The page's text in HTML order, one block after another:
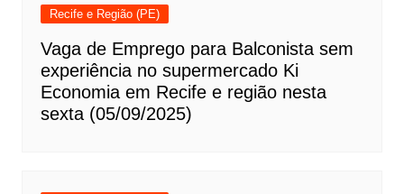
Recife e Região (PE)
Vaga de Emprego para Balconista sem
experiência no supermercado Ki
Economia em Recife e região nesta
sexta (05/09/2025)